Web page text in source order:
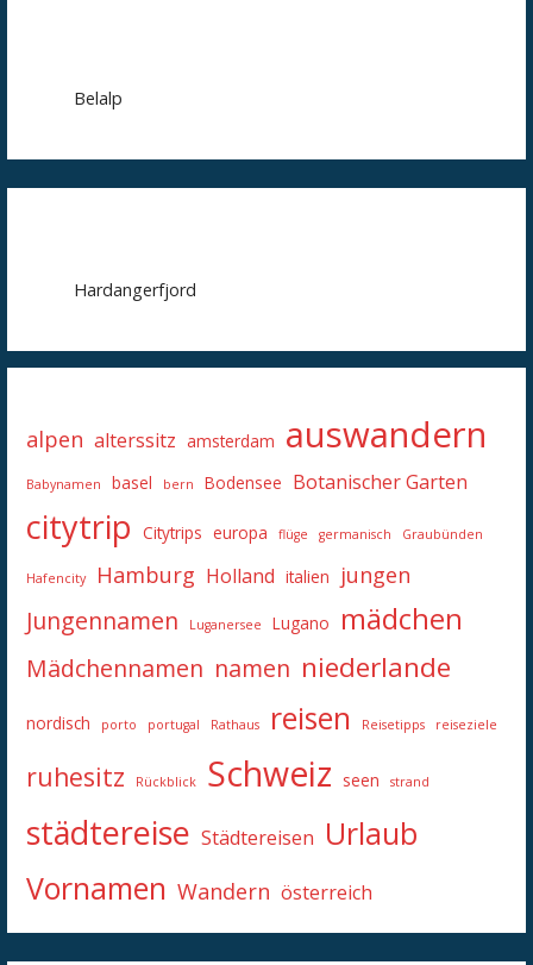
Belalp
Hardangerfjord
alpen alterssitz amsterdam auswandern
Babynamen basel bern Bodensee Botanischer Garten
citytrip Citytrips europa flüge germanisch Graubünden
Hafencity Hamburg Holland italien jungen
Jungennamen Luganersee Lugano mädchen
Mädchennamen namen niederlande
nordisch porto portugal Rathaus reisen Reisetipps reiseziele
ruhesitz Rückblick Schweiz seen strand
städtereise Städtereisen Urlaub
Vornamen Wandern österreich